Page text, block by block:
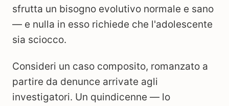
sfrutta un bisogno evolutivo normale e sano
— e nulla in esso richiede che l'adolescente
sia sciocco.
Consideri un caso composito, romanzato a
partire da denunce arrivate agli
investigatori. Un quindicenne — lo